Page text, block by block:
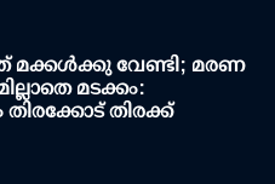
മക്കള്‍ക്കു വേണ്ടി; മരണ
മടക്കം:
തിരക്കോട് തിരക്ക്